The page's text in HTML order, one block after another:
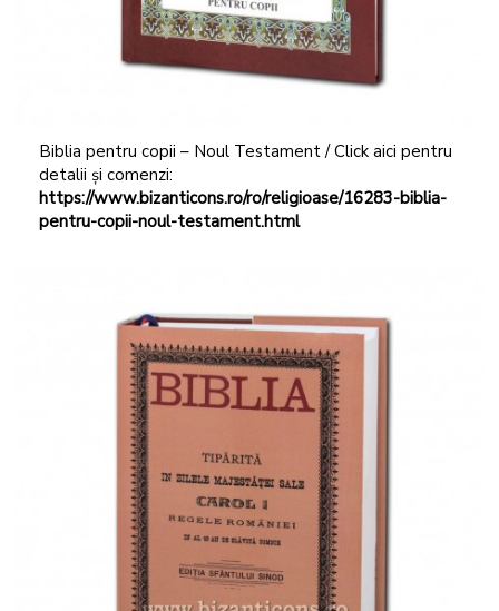
Biblia pentru copii – Noul Testament / Click aici pentru
detalii și comenzi:
https://www.bizanticons.ro/ro/religioase/16283-biblia-
pentru-copii-noul-testament.html